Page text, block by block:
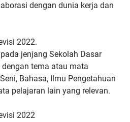
dengan dunia kerja dan
2022.
jenjang Sekolah Dasar
tema atau mata
Bahasa, Ilmu Pengetahuan
pelajaran lain yang relevan.
2022